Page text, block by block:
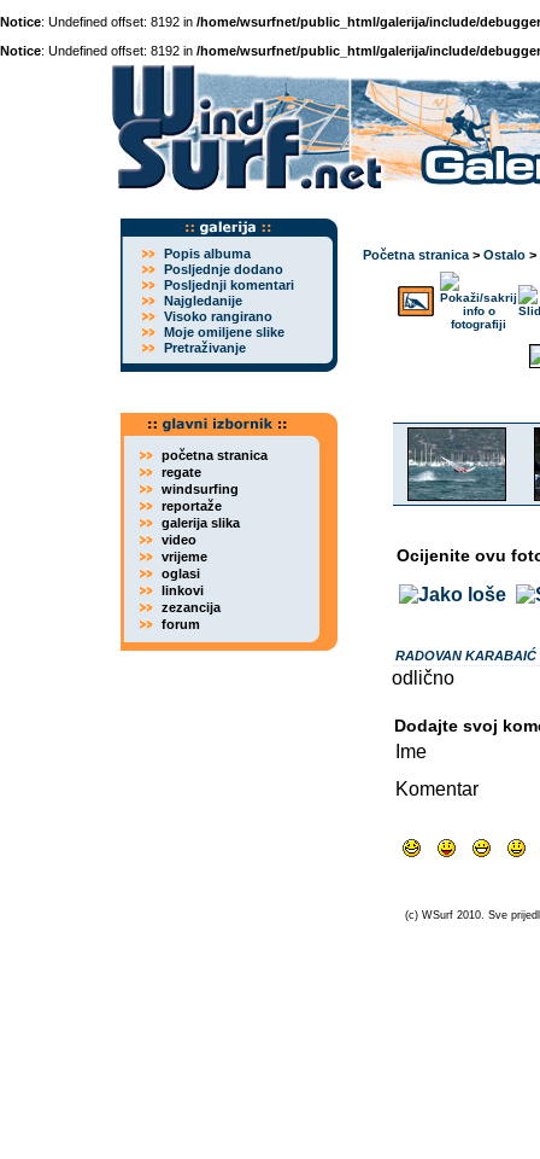
Notice: Undefined offset: 8192 in /home/wsurfnet/public_html/galerija/include/
Notice: Undefined offset: 8192 in /home/wsurfnet/public_html/galerija/include/
Popis albuma
Posljednje dodano
Posljednji komentari
Najgledanije
Visoko rangirano
Moje omiljene slike
Pretraživanje
početna stranica
regate
windsurfing
reportaže
galerija slika
video
vrijeme
oglasi
linkovi
zezancija
forum
Početna stranica > Ostalo >
Ocijenite ovu
RADOVAN KARABAIĆ
odlično
Dodajte svoj
Ime
Komentar
(c) WSurf 2010. Sve